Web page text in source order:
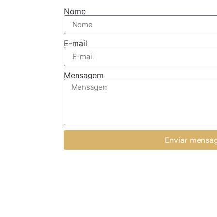
Nome
E-mail
Mensagem
Enviar